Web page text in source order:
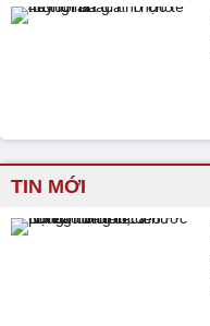
TIN MỚI